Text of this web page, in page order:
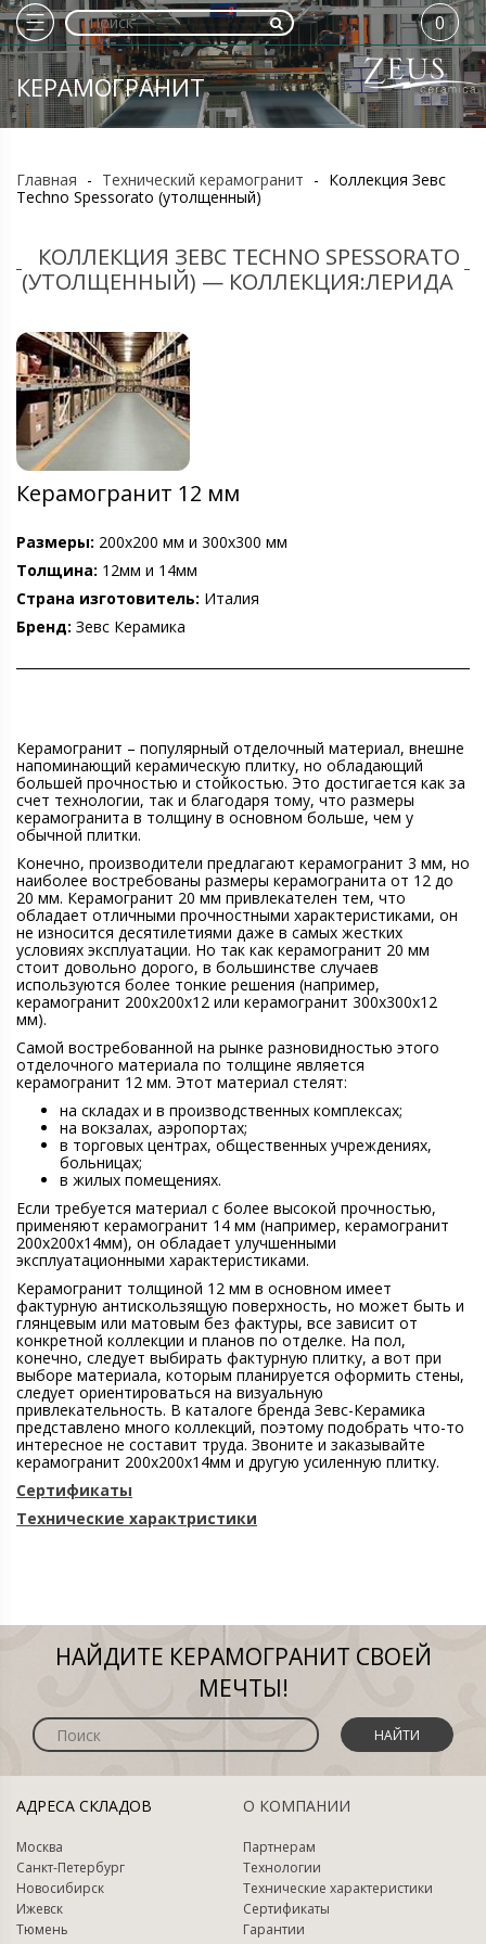
КЕРАМОГРАНИТ
0
Главная - Технический керамогранит - Коллекция Зевс
Techno Spessorato (утолщенный)
КОЛЛЕКЦИЯ ЗЕВС TECHNO SPESSORATO
(УТОЛЩЕННЫЙ) — КОЛЛЕКЦИЯ:ЛЕРИДА
Керамогранит 12 мм
Размеры: 200х200 мм и 300х300 мм
Толщина: 12мм и 14мм
Страна изготовитель: Италия
Бренд: Зевс Керамика
Керамогранит – популярный отделочный материал, внешне
напоминающий керамическую плитку, но обладающий
большей прочностью и стойкостью. Это достигается как за
счет технологии, так и благодаря тому, что размеры
керамогранита в толщину в основном больше, чем у
обычной плитки.
Конечно, производители предлагают керамогранит 3 мм, но
наиболее востребованы размеры керамогранита от 12 до
20 мм. Керамогранит 20 мм привлекателен тем, что
обладает отличными прочностными характеристиками, он
не износится десятилетиями даже в самых жестких
условиях эксплуатации. Но так как керамогранит 20 мм
стоит довольно дорого, в большинстве случаев
используются более тонкие решения (например,
керамогранит 200х200х12 или керамогранит 300х300х12
мм).
Самой востребованной на рынке разновидностью этого
отделочного материала по толщине является
керамогранит 12 мм. Этот материал стелят:
на складах и в производственных комплексах;
на вокзалах, аэропортах;
в торговых центрах, общественных учреждениях,
больницах;
в жилых помещениях.
Если требуется материал с более высокой прочностью,
применяют керамогранит 14 мм (например, керамогранит
200х200х14мм), он обладает улучшенными
эксплуатационными характеристиками.
Керамогранит толщиной 12 мм в основном имеет
фактурную антискользящую поверхность, но может быть и
глянцевым или матовым без фактуры, все зависит от
конкретной коллекции и планов по отделке. На пол,
конечно, следует выбирать фактурную плитку, а вот при
выборе материала, которым планируется оформить стены,
следует ориентироваться на визуальную
привлекательность. В каталоге бренда Зевс-Керамика
представлено много коллекций, поэтому подобрать что-то
интересное не составит труда. Звоните и заказывайте
керамогранит 200х200х14мм и другую усиленную плитку.
Сертификаты
Технические характристики
НАЙДИТЕ КЕРАМОГРАНИТ СВОЕЙ
МЕЧТЫ!
НАЙТИ
АДРЕСА СКЛАДОВ
Москва
Санкт-Петербург
Новосибирск
Ижевск
Тюмень
О КОМПАНИИ
Партнерам
Технологии
Технические характеристики
Сертификаты
Гарантии